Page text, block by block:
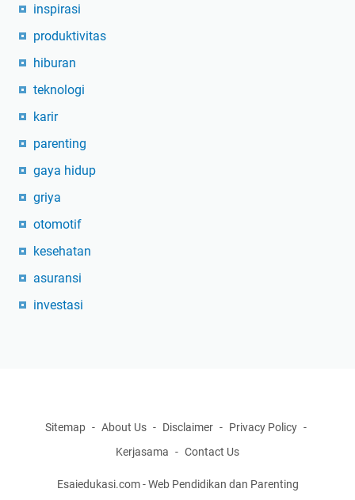
inspirasi
produktivitas
hiburan
teknologi
karir
parenting
gaya hidup
griya
otomotif
kesehatan
asuransi
investasi
Sitemap About Us Disclaimer
Privacy Policy
Kerjasama
Contact Us
Esaiedukasi.com - Web Pendidikan dan Parenting